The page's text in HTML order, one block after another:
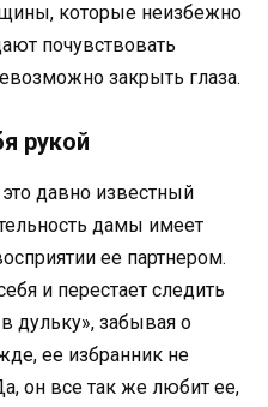
которые неизбежно
почувствовать
закрыть глаза.
рукой
давно известный
дамы имеет
ее партнером.
и перестает следить
дульку», забывая о
ее избранник не
он все так же любит ее,